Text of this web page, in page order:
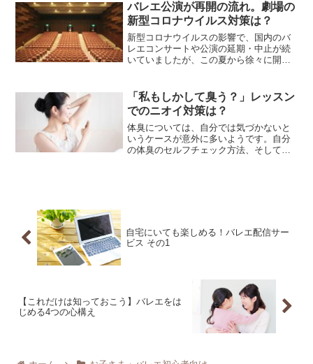
バレエ公演が再開の流れ。劇場の
新型コロナウイルス対策は？
新型コロナウイルスの影響で、国内のバ
レエコンサートや公演の延期・中止が続
いていましたが、この夏から徐々に開催
や、劇場・ホールでどのような感染対策
がとられているのかを調べてみました。
「私もしかして臭う？」レッスン
でのニオイ対策は？
体臭については、自分では気づかないと
いうケースが意外に多いようです。自分
の体臭のセルフチェック方法、そしてニ
自宅にいても楽しめる！バレエ配信サー
ビス その1
【これだけは知っておこう】バレエをは
じめる4つの心構え